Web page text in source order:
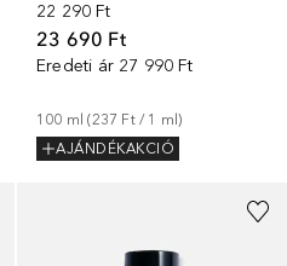
22 290 Ft
23 690 Ft
Eredeti ár 27 990 Ft
100 ml (237 Ft / 1 ml)
AJÁNDÉKAKCIÓ